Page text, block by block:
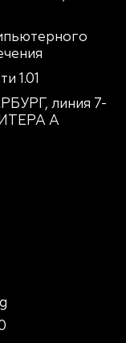
1.01
линия 7-
А